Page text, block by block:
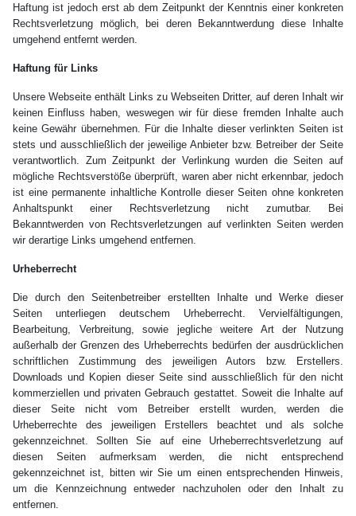
Haftung ist jedoch erst ab dem Zeitpunkt der Kenntnis einer konkreten
Rechtsverletzung möglich, bei deren Bekanntwerdung diese Inhalte
umgehend entfernt werden.
Haftung für Links
Unsere Webseite enthält Links zu Webseiten Dritter, auf deren Inhalt wir
keinen Einfluss haben, weswegen wir für diese fremden Inhalte auch
keine Gewähr übernehmen. Für die Inhalte dieser verlinkten Seiten ist
stets und ausschließlich der jeweilige Anbieter bzw. Betreiber der Seite
verantwortlich. Zum Zeitpunkt der Verlinkung wurden die Seiten auf
mögliche Rechtsverstöße überprüft, waren aber nicht erkennbar, jedoch
ist eine permanente inhaltliche Kontrolle dieser Seiten ohne konkreten
Anhaltspunkt einer Rechtsverletzung nicht zumutbar. Bei
Bekanntwerden von Rechtsverletzungen auf verlinkten Seiten werden
wir derartige Links umgehend entfernen.
Urheberrecht
Die durch den Seitenbetreiber erstellten Inhalte und Werke dieser
Seiten unterliegen deutschem Urheberrecht. Vervielfältigungen,
Bearbeitung, Verbreitung, sowie jegliche weitere Art der Nutzung
außerhalb der Grenzen des Urheberrechts bedürfen der ausdrücklichen
schriftlichen Zustimmung des jeweiligen Autors bzw. Erstellers.
Downloads und Kopien dieser Seite sind ausschließlich für den nicht
kommerziellen und privaten Gebrauch gestattet. Soweit die Inhalte auf
dieser Seite nicht vom Betreiber erstellt wurden, werden die
Urheberrechte des jeweiligen Erstellers beachtet und als solche
gekennzeichnet. Sollten Sie auf eine Urheberrechtsverletzung auf
diesen Seiten aufmerksam werden, die nicht entsprechend
gekennzeichnet ist, bitten wir Sie um einen entsprechenden Hinweis,
um die Kennzeichnung entweder nachzuholen oder den Inhalt zu
entfernen.